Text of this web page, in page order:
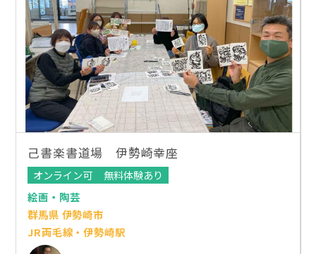
己書楽書道場 伊勢崎幸座
オンライン可
無料体験あり
絵画・陶芸
群馬県 伊勢崎市
JR両毛線・伊勢崎駅